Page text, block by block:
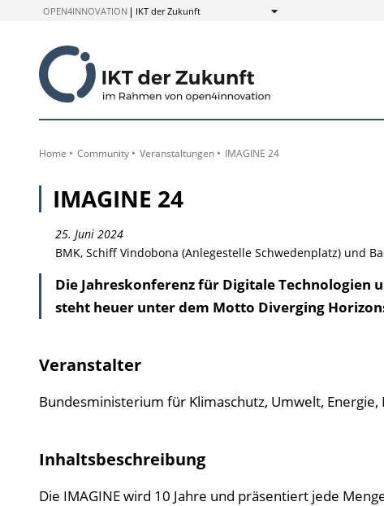
OPEN4INNOVATION IKT der Zukunft
Anzeigen
Home Community Veranstaltungen IMAGINE 24
IMAGINE 24
25. Juni 2024
BMK, Schiff Vindobona (Anlegestelle Schwedenplatz) und
Die Jahreskonferenz für Digitale Technologien
steht heuer unter dem Motto Diverging
Veranstalter
Bundesministerium für Klimaschutz, Umwelt,
Inhaltsbeschreibung
Die IMAGINE wird 10 Jahre und präsentiert jede